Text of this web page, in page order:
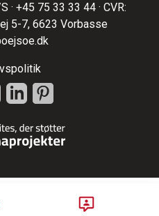
· +45 75 33 33 44· CVR:
5-7, 6623 Vorbasse